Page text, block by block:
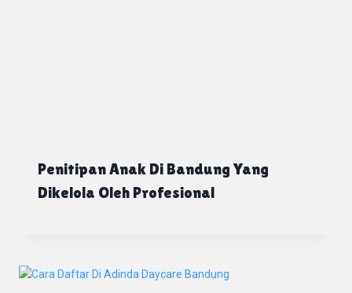
Penitipan Anak Di Bandung Yang
Dikelola Oleh Profesional